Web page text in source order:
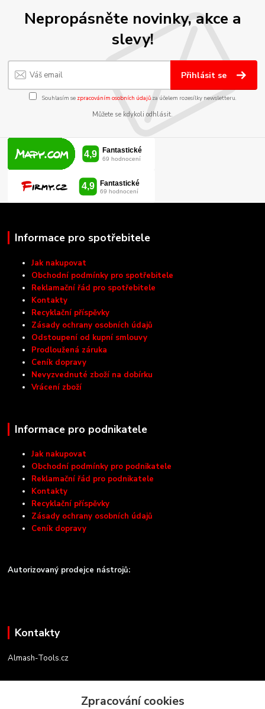
Nepropásněte novinky, akce a
slevy!
Přihlásit se
Souhlasím se zpracováním osobních údajůza účelem rozesílky newsletteru.
Můžete se kdykoli odhlásit.
Informace pro spotřebitele
Jak nakupovat
Obchodní podmínky pro spotřebitele
Reklamační řád pro spotřebitele
Kontakty
Recyklační příspěvky
Zásady ochrany osobních údajů
Odstoupení od kupní smlouvy
Prodloužená záruka
Ceník dopravy
Nevyzvednuté zboží na dobírku
Vrácení zboží
Informace pro podnikatele
Jak nakupovat
Obchodní podmínky pro podnikatele
Reklamační řád pro podnikatele
Kontakty
Recyklační příspěvky
Zásady ochrany osobních údajů
Ceník dopravy
Autorizovaný prodejce nástrojů:
Kontakty
Almash-Tools.cz
+420 603 145 054Zpracování cookies